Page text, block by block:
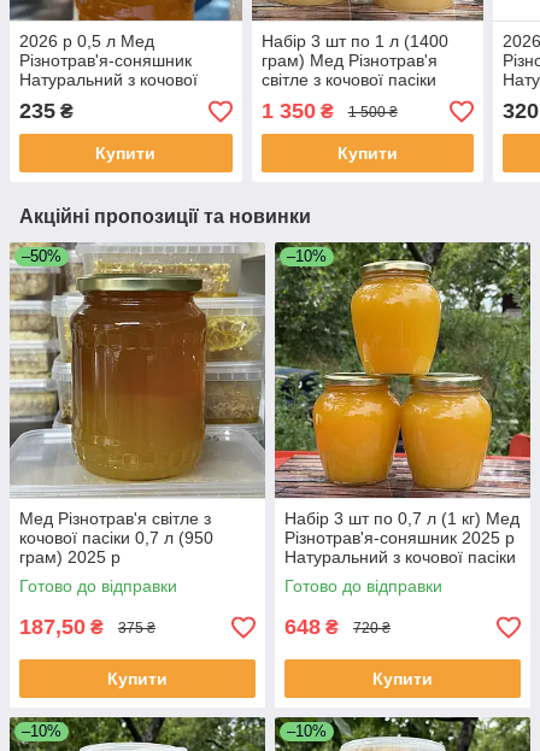
2026 р 0,5 л Мед
Різнотрав'я-соняшник
Натуральний з кочової
пасіки
235 ₴
Купити
Набір 3 шт по 1 л (1400
грам) Мед Різнотрав'я
світле з кочової пасіки
2025 р
1 350₴ 1 500 ₴
Купити
320
Акційні пропозиції та новинки
–50%
Мед Різнотрав'я світле з
кочової пасіки 0,7 л (950
грам) 2025 р
Готово до відправки
187,50 ₴ 375 ₴
Купити
–10%
Набір 3 шт по 0,7 л (1 кг) Мед
Різнотрав'я-соняшник 2025 р
Натуральний з кочової пасіки
Готово до відправки
648 ₴ 720 ₴
Купити
–10% –10%